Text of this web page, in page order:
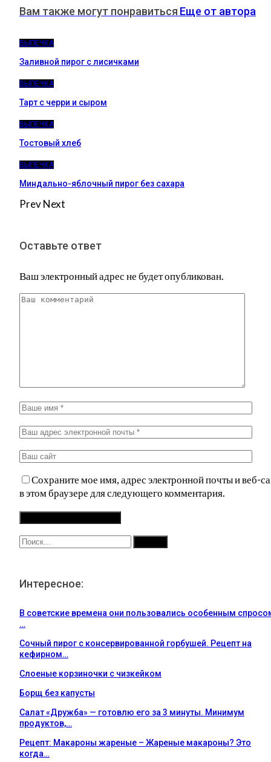
Вам также могут понравиться Еще от автора
ВЫПЕЧКА
Заливной пирог с лисичками
ВЫПЕЧКА
Тарт с черри и сыром
ВЫПЕЧКА
Тостовый хлеб
ВЫПЕЧКА
Миндально-яблочный пирог без сахара
PrevNext
Оставьте ответ
Ваш электронный адрес не будет опубликован.
Сохраните мое имя, адрес электронной почты и веб-
в этом браузере для следующего комментария.
Интересное:
В советские времена они пользовались особенным
…
Сочный пирог с консервированной горбушей. Рецепт на
кефирном…
Слоеные корзиночки с чизкейком
Борщ без капусты
Салат «Дружба» — готовлю его за 3 минуты. Минимум
продуктов,…
Рецепт: Макароны жареные – Жареные макароны? Это
когда…